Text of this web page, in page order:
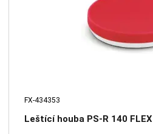
FX-434353
Leštící houba PS-R 140 FLEX